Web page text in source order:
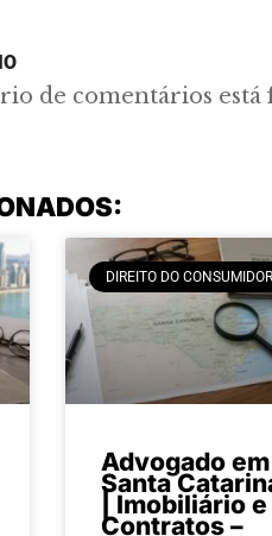
de comentários está
DIREITO DO CONSUMIDOR
Advogado em
Santa
| Imobiliário e
Contratos –